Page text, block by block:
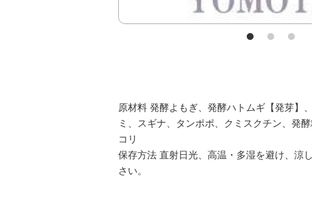
原材料 発酵よもぎ、発酵ハトムギ【発芽】
ミ、スギナ、タンポポ、クミスクチン、発
コリ
保存方法 直射日光、高温・多湿を避け、涼
さい。